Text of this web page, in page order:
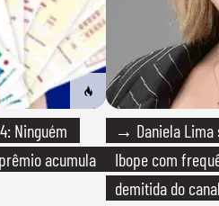
Ninguém
acumula
→ Daniela Lima
Ibope com
demitida do